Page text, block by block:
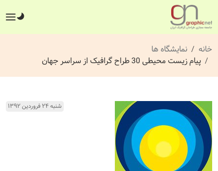
خانه
نمایشگاه ها
پیام زیست محیطی 30 طراح گرافیک از سراسر جهان
شنبه ۲۴ فروردین ۱۳۹۲